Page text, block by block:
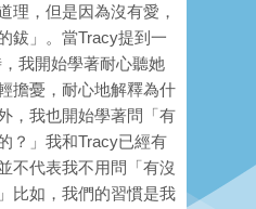
理，但是因為沒有愛，
鈸」。當Tracy提到一
我開始學著耐心聽她
擔憂，耐心地解釋為什
，我也開始學著問「有
？」我和Tracy已經有
不代表我不用問「有沒
比如，我們的習慣是我